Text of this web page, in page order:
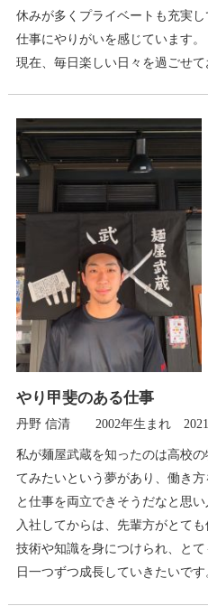
休みが多くプライベートも充実し
仕事にやりがいを感じています。
現在、毎日楽しい日々を過ごせて
やり甲斐のある仕事
丹野 信清 2002年生まれ
私が麺屋武蔵を知ったのは高校
てみたいという夢があり、働き
と仕事を両立できそうだなと思い
入社してからは、先輩方がとて
技術や知識を身につけられ、と
日一つずつ成長していきたいです